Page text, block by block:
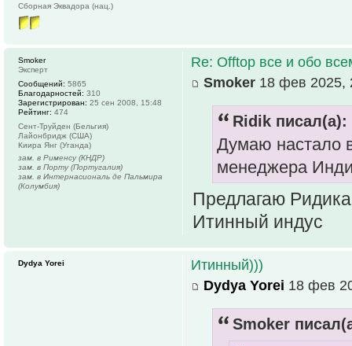
Сборная Эквадора (нац.)
Re: Offtop все и обо
Smoker 18 фев 2025,
Ridik писал(а):
Думаю настало
менеджера
Предлагаю
Итинный индус
Smoker
Эксперт
Сообщений: 5865
Благодарностей: 310
Зарегистрирован: 25 сен 2008, 15:48
Рейтинг: 474
Сент-Труйден (Бельгия)
Лайонбридж (США)
Киира Янг (Уганда)
зам. в Рименсу (КНДР)
зам. в Порту (Португалия)
зам. в Интернасиональ де Пальмира
(Колумбия)
Итинный)))
Dydya Yorei 18 фев
Smoker
Dydya Yorei